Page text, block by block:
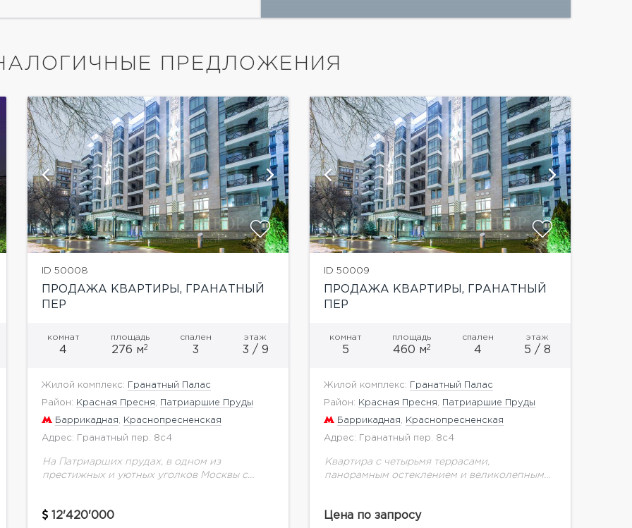
ПРЕДЛОЖЕНИЯ
ID 50008
ПРОДАЖА КВАРТИРЫ, ГРАНАТНЫЙ
ПЕР
комнат
4
площадь
276 м2
спален
3
этаж
3 / 9
Жилой комплекс: Гранатный Палас
Район: Красная Пресня Патриаршие Пруды
Баррикадная Краснопресненская
Адрес: Гранатный пер. 8с4
На Патриарших прудах, в одном из
престижных и уютных уголков Москвы с
кв.м в клубном доме класса De luxe
12'420'000
ID 50009
ПРОДАЖА КВАРТИРЫ, ГРАНАТНЫЙ
ПЕР
комнат
5
площадь
460 м2
спален
4
этаж
5 / 8
Жилой комплекс: Гранатный Палас
Район: Красная Пресня Патриаршие Пруды
Баррикадная Краснопресненская
Адрес: Гранатный пер. 8с4
Квартира с четырьмя террасами,
панорамным остеклением и великолепными
использованием натуральных материалов.
Цена по запросу